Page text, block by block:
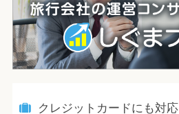
クレジットカードにも対応